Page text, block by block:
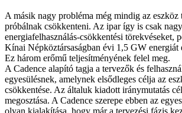
A másik nagy probléma még mindig az
próbálnak csökkenteni. Az ipar így is csak
energiafelhasználás-csökkentési törekvéseket,
Kínai Népköztársaságban évi 1,5 GW
Ez három erőmű teljesítményének felel meg.
A Cadence alapító tagja a tervezők és
egyesülésnek, amelynek elsődleges célja az
csökkentése. Az általuk kiadott iránymutatás
megosztása. A Cadence szerepe ebben az
olyan kialakítása, hogy már a tervezési fázis